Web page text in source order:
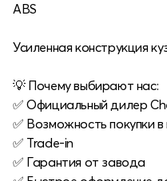
ABS
Усиленная конструкция
💡 Почему выбирают нас:
✅ Официальный дилер
✅ Возможность покупки
✅ Trade-in
✅ Гарантия от завода